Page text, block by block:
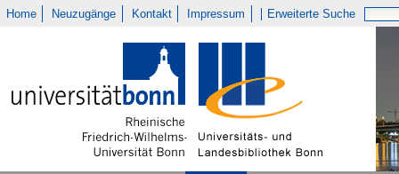
Home Neuzugänge Kontakt Impressum Erweiterte Suche